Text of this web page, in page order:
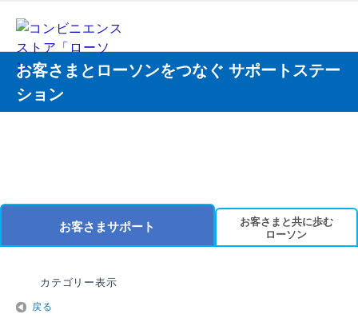
お客さまとローソンをつなぐ サポートステー
ション
お客さまサポート
お客さまと共に歩む
ローソン
カテゴリー表示
戻る